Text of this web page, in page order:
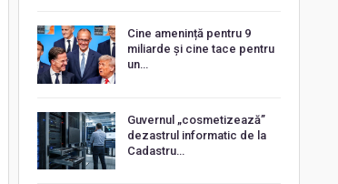
Cine amenință pentru 9
miliarde și cine tace pentru
un…
Guvernul „cosmetizează”
dezastrul informatic de la
Cadastru…